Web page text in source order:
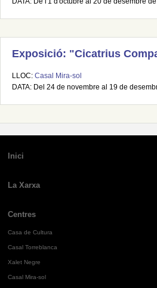
Exposició: "Cicatrius
LLOC: Casal Mira-sol
DATA: Del 24 de novembre al 19 de
Inici
La Xarxa
Centres
Casa de Cultura
Casal Torreblanca
Xalet Negre
Casal Mira-sol